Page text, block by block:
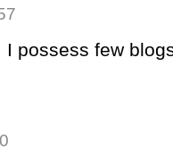
I possess few